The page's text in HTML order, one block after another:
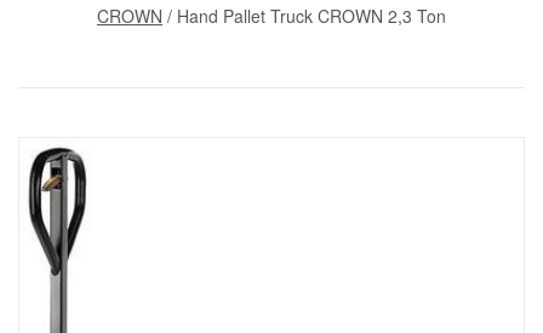
CROWN / Hand Pallet Truck CROWN 2,3 Ton